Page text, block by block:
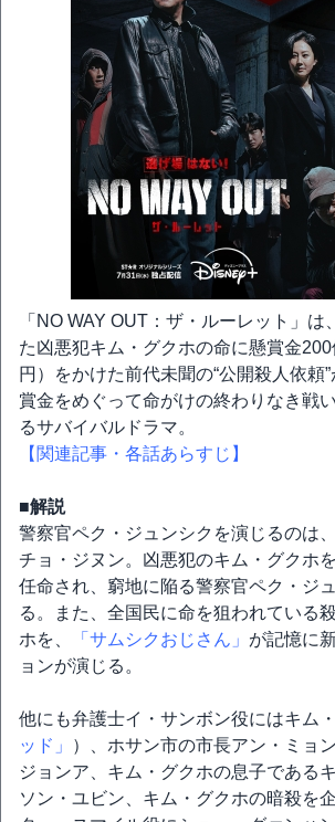
「NO WAY OUT：ザ・ルーレット」は
た凶悪犯キム・グクホの命に懸賞金
円）をかけた前代未聞の“公開殺人依頼
賞金をめぐって命がけの終わりなき戦
るサバイバルドラマ。
【関連記事・各話あらすじ】
■解説
警察官ペク・ジュンシクを演じるのは、
チョ・ジヌン。凶悪犯のキム・グクホ
任命され、窮地に陥る警察官ペク・ジ
る。また、全国民に命を狙われている
ホを、
「サムシクおじさん」 が記憶に
ョンが演じる。
他にも弁護士イ・サンボン役にはキム
ッド」
）、ホサン市の市長アン・ミョ
ジョンア、キム・グクホの息子である
ソン・ユビン、キム・グクホの暗殺を